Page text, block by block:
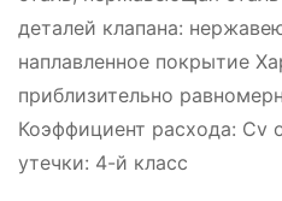
деталей клапана:
наплавленное покрытие
приблизительно
Коэффициент расхода: Cv
утечки: 4-й класс